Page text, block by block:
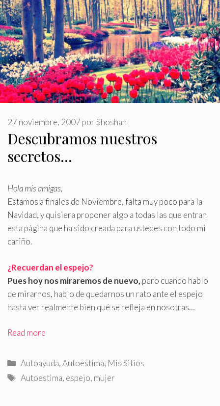
Descubramos nuestros
secretos…
27 noviembre, 2007 porShoshan
Hola mis amigas,
Estamos a finales de Noviembre, falta muy poco para la
Navidad, y quisiera proponer algo a todas las que entran
esta página que ha sido creada para ustedes con todo mi
cariño.
¿Recuerdan el espejo?
Pues hoy nos miraremos de nuevo, pero cuando hablo
de mirarnos, hablo de quedarnos un rato ante el espejo
hasta ver realmente bien qué se refleja en nosotras…
Read more
Categorías
Autoayuda,Autoestima, Mis Sitios
Etiquetas
Autoestima, espejo, mujer